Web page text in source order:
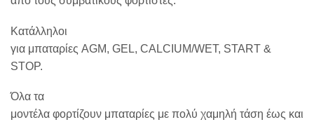
Κατάλληλοι
για μπαταρίες AGM, GEL, CALCIUM/WET, START &
STOP.
Όλα τα
μοντέλα φορτίζουν μπαταρίες με πολύ χαμηλή τάση έως και